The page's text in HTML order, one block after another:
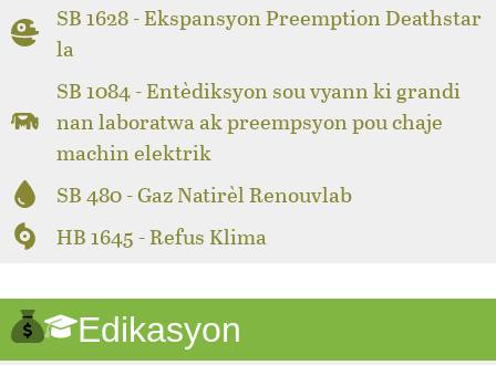
SB 1628 - Ekspansyon Preemption Deathstar
la
SB 1084 - Entèdiksyon sou vyann ki grandi
nan laboratwa ak preempsyon pou chaje
machin elektrik
SB 480 - Gaz Natirèl Renouvlab
HB 1645 - Refus Klima
Edikasyon